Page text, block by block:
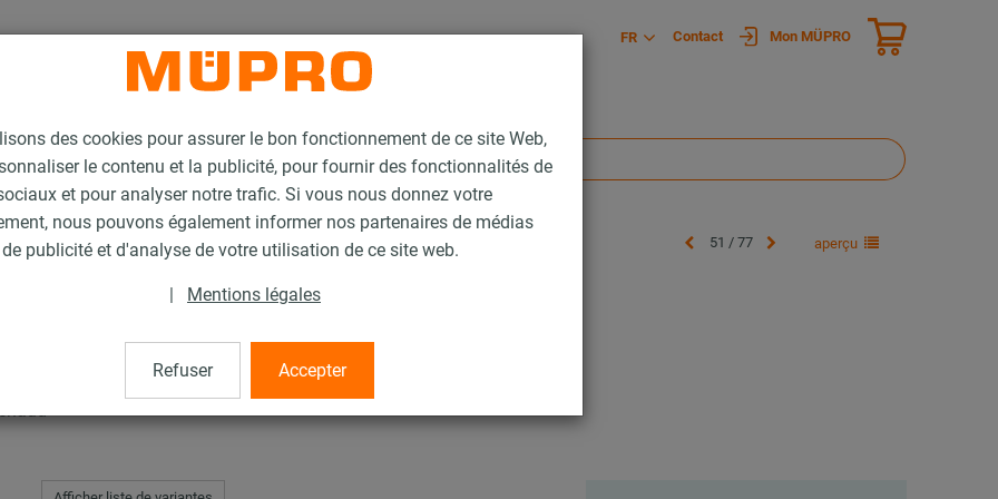
des cookies pour assurer le bon fonctionnement de ce site Web,
le contenu et la publicité, pour fournir des fonctionnalités de
et pour analyser notre trafic. Si vous nous donnez votre
nous pouvons également informer nos partenaires de médias
publicité et d'analyse de votre utilisation de ce site web.
| Mentions légales
Refuser Accepter
FR Contact Mon MÜPRO
Vis à tête hexagonale 51 / 77 aperçu